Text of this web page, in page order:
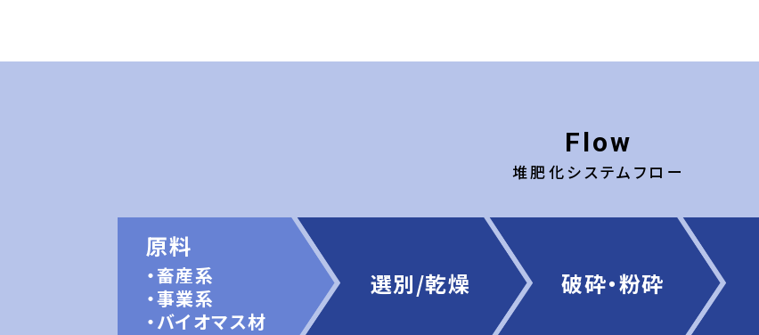
Flow
堆肥化システムフロー
原料
・畜産系
・事業系
・バイオマス材
選別/乾燥 破砕・粉砕